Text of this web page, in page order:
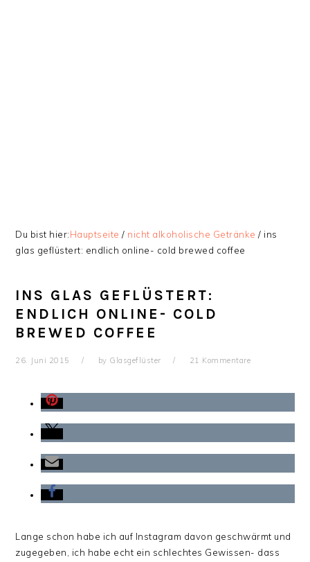
Du bist hier:Hauptseite / nicht alkoholische Getränke / ins
glas geflüstert: endlich online- cold brewed coffee
INS GLAS GEFLÜSTERT:
ENDLICH ONLINE- COLD
BREWED COFFEE
26. Juni 2015 by Glasgeflüster 21 Kommentare
Lange schon habe ich auf Instagram davon geschwärmt und
zugegeben, ich habe echt ein schlechtes Gewissen- dass